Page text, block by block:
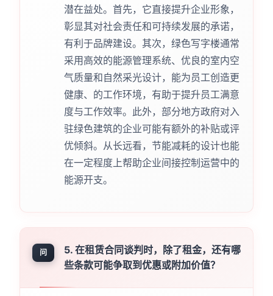
潜在益处。首先，它直接提升企业形象，
彰显其对社会责任和可持续发展的承诺，
有利于品牌建设。其次，绿色写字楼通常
采用高效的能源管理系统、优良的室内空
气质量和自然采光设计，能为员工创造更
健康、的工作环境，有助于提升员工满意
度与工作效率。此外，部分地方政府对入
驻绿色建筑的企业可能有额外的补贴或评
优倾斜。从长远看，节能减耗的设计也能
在一定程度上帮助企业间接控制运营中的
能源开支。
问
5. 在租赁合同谈判时，除了租金，还有哪
些条款可能争取到优惠或附加价值？